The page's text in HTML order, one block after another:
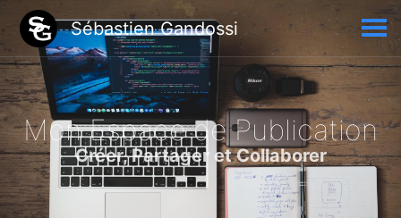
Sébastien Gandossi
Mon Espace de Publication
Créer, Partager et Collaborer